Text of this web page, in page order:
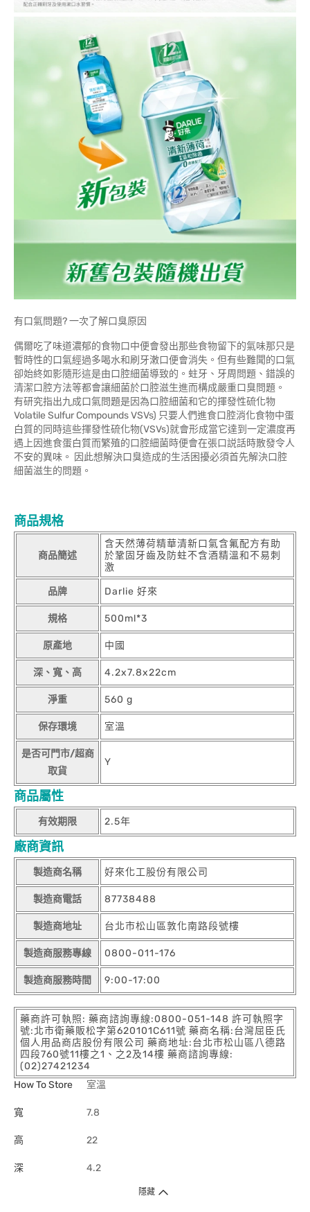
有口氣問題? 一次了解口臭原因
偶爾吃了味道濃郁的食物口中便會發出那些食物留下的氣味那只是
暫時性的口氣經過多喝水和刷牙潄口便會消失。但有些難聞的口氣
卻始終如影隨形這是由口腔細菌導致的。蛀牙、牙周問題、錯誤的
清潔口腔方法等都會讓細菌於口腔滋生進而構成嚴重口臭問題。
有研究指出九成口氣問題是因為口腔細菌和它的揮發性硫化物
Volatile Sulfur Compounds VSVs) 只要人們進食口腔消化食物中蛋
白質的同時這些揮發性硫化物(VSVs)就會形成當它達到一定濃度再
遇上因進食蛋白質而繁殖的口腔細菌時便會在張口説話時散發令人
不安的異味。 因此想解決口臭造成的生活困擾必須首先解決口腔
細菌滋生的問題。
商品規格
商品簡述
含天然薄荷精華清新口氣含氟配方有助
於鞏固牙齒及防蛀不含酒精溫和不易刺
激
品牌 Darlie 好來
規格 500ml*3
原產地 中國
深、寬、高 4.2x7.8x22cm
淨重 560 g
保存環境 室溫
是否可門市/超商
取貨
Y
商品屬性
有效期限 2.5年
廠商資訊
製造商名稱 好來化工股份有限公司
製造商電話 87738488
製造商地址 台北市松山區敦化南路段號樓
製造商服務專線 0800-011-176
製造商服務時間 9:00-17:00
藥商許可執照: 藥商諮詢專線:0800-051-148 許可執照字
號:北市衛藥販松字第620101C611號 藥商名稱:台灣屈臣氏
個人用品商店股份有限公司 藥商地址:台北市松山區八德路
四段760號11樓之1、之2及14樓 藥商諮詢專線:
(02)27421234
How To Store
室溫
寬 7.8
高 22
深 4.2
隱藏